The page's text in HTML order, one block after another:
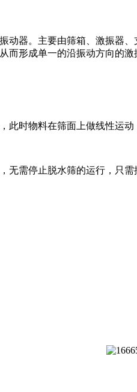
动器。主要由筛箱、激振器
形成单一的沿振动方向的激
时物料在筛面上做线性运
无需停止脱水筛的运行，只